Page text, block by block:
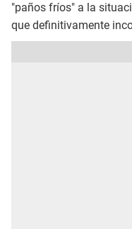
"paños fríos" a la
que definitivamente